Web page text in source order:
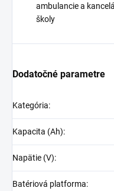
ambulancie a
školy
Dodatočné parametre
Kategória:
Kapacita (Ah):
Napätie (V):
Batériová platforma: